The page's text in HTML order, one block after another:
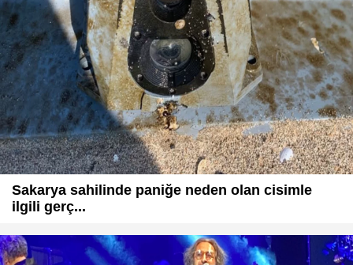
Sakarya sahilinde paniğe neden olan cisimle
ilgili gerç...